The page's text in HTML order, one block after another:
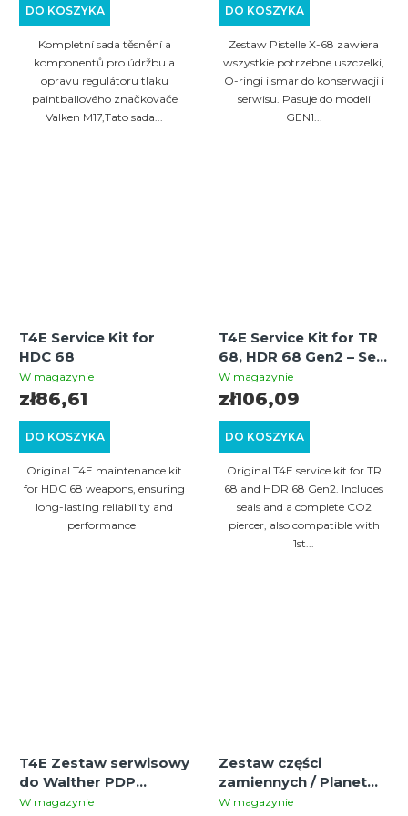
DO KOSZYKA
Kompletní sada těsnění a
komponentů pro údržbu a
opravu regulátoru tlaku
paintballového značkovače
Valken M17,Tato sada...
DO KOSZYKA
Zestaw Pistelle X-68 zawiera
wszystkie potrzebne uszczelki,
O-ringi i smar do konserwacji i
serwisu. Pasuje do modeli
GEN1...
T4E Service Kit for
HDC 68
W magazynie
DO KOSZYKA
zł86,61
Original T4E maintenance kit
for HDC 68 weapons, ensuring
long-lasting reliability and
performance
T4E Service Kit for TR
68, HDR 68 Gen2 – Seal
and Piercer Set
W magazynie
DO KOSZYKA
zł106,09
Original T4E service kit for TR
68 and HDR 68 Gen2. Includes
seals and a complete CO2
piercer, also compatible with
1st...
T4E Zestaw serwisowy
do Walther PDP
Compact 4"
W magazynie
Zestaw części
zamiennych / Planet
Eclipse EMF200 Spare
W magazynie